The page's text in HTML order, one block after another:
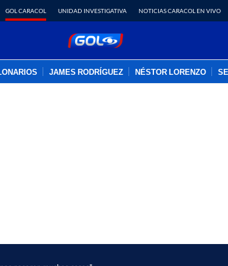
GOL CARACOL UNIDAD INVESTIGATIVA NOTICIAS CARACOL EN VIVO
JAMES RODRÍGUEZ NÉSTOR LORENZO